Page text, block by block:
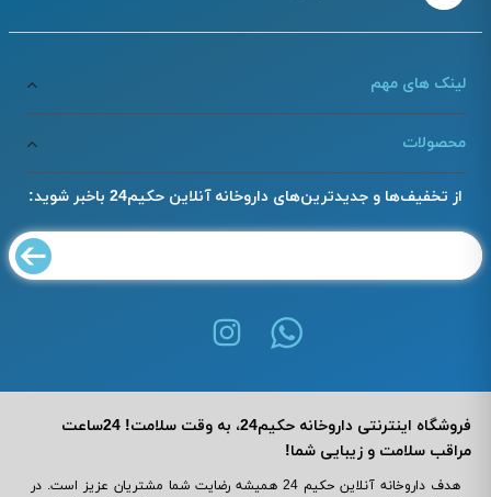
لینک های مهم
محصولات
از تخفیف‌ها و جدیدترین‌های داروخانه آنلاین حکیم24 باخبر شوید:
فروشگاه اینترنتی داروخانه حکیم24، به وقت سلامت! 24ساعت
مراقب سلامت و زیبایی شما!
هدف داروخانه آنلاین حکیم 24 همیشه رضایت شما مشتریان عزیز است. در